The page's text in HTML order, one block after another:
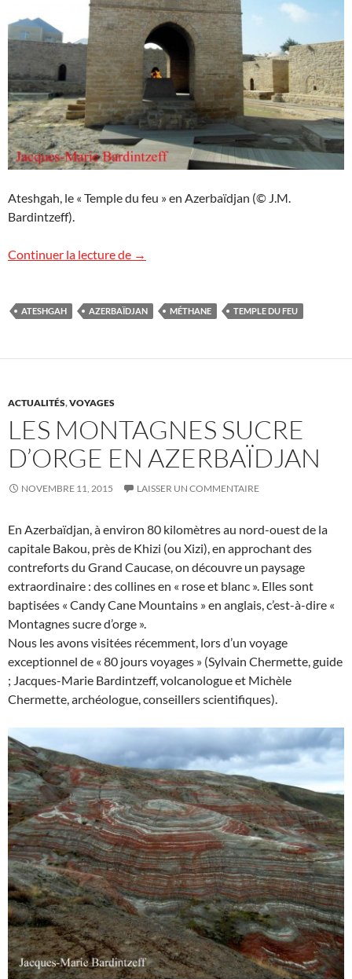
Ateshgah, le « Temple du feu » en Azerbaïdjan (© J.M.
Bardintzeff).
Continuer la lecture de Image d’Azerbaïdjan : le Temple du feu
→
ATESHGAH AZERBAÏDJAN MÉTHANE TEMPLE DU FEU
ACTUALITÉS,VOYAGES
LES MONTAGNES SUCRE
D’ORGE EN AZERBAÏDJAN
NOVEMBRE 11, 2015 LAISSER UN COMMENTAIRE
En Azerbaïdjan, à environ 80 kilomètres au nord-ouest de la
capitale Bakou, près de Khizi (ou Xizi), en approchant des
contreforts du Grand Caucase, on découvre un paysage
extraordinaire : des collines en « rose et blanc ». Elles sont
baptisées « Candy Cane Mountains » en anglais, c’est-à-dire «
Montagnes sucre d’orge ».
Nous les avons visitées récemment, lors d’un voyage
exceptionnel de « 80 jours voyages » (Sylvain Chermette, guide
; Jacques-Marie Bardintzeff, volcanologue et Michèle
Chermette, archéologue, conseillers scientifiques).